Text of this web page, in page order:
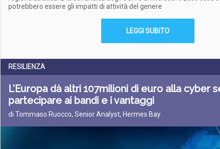
potrebbero essere gli impatti di attività del genere
LEGGI SUBITO
RESILIENZA
L’Europa dà altri 107milioni di euro alla cyber
partecipare ai bandi e i vantaggi
di Tommaso Ruocco, Senior Analyst, Hermes Bay